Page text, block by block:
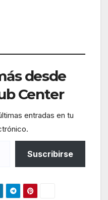
desde
Center
entradas en tu
Suscribirse